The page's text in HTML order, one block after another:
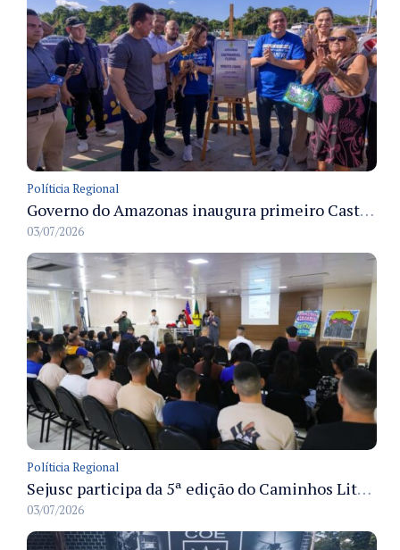
Políticia Regional
Governo do Amazonas inaugura primeiro Castramóvel Fluvial para atendimento veterinário às comunidades ribeirinhas e castração gratuita
03/07/2026
Políticia Regional
Sejusc participa da 5ª edição do Caminhos Literários com foco na cultura hip-hop nas unidades socioeducativas
03/07/2026